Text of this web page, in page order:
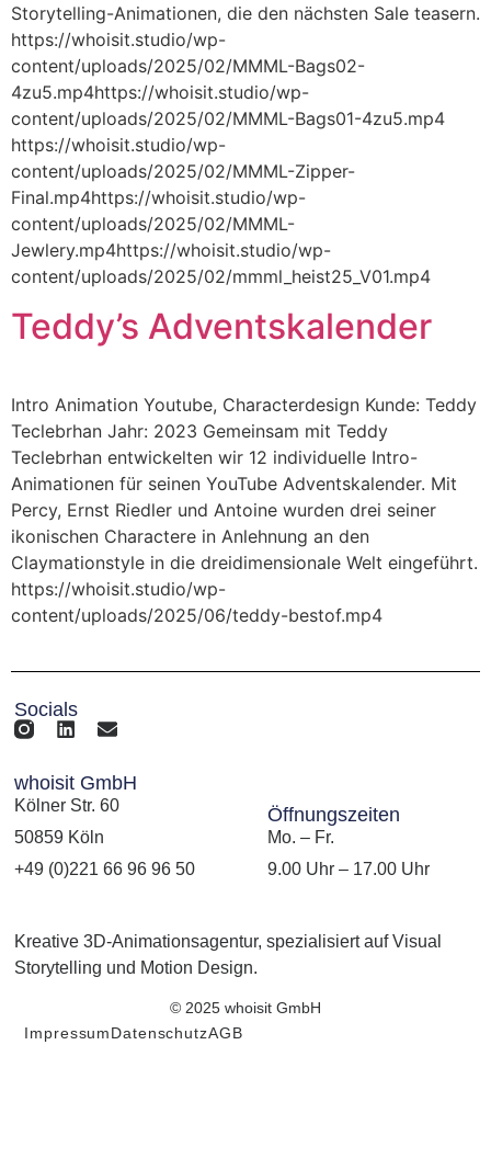
Storytelling-Animationen, die den nächsten Sale teasern.
https://whoisit.studio/wp-
content/uploads/2025/02/MMML-Bags02-
4zu5.mp4https://whoisit.studio/wp-
content/uploads/2025/02/MMML-Bags01-4zu5.mp4
https://whoisit.studio/wp-
content/uploads/2025/02/MMML-Zipper-
Final.mp4https://whoisit.studio/wp-
content/uploads/2025/02/MMML-
Jewlery.mp4https://whoisit.studio/wp-
content/uploads/2025/02/mmml_heist25_V01.mp4
Teddy’s Adventskalender
Intro Animation Youtube, Characterdesign Kunde: Teddy
Teclebrhan Jahr: 2023 Gemeinsam mit Teddy
Teclebrhan entwickelten wir 12 individuelle Intro-
Animationen für seinen YouTube Adventskalender. Mit
Percy, Ernst Riedler und Antoine wurden drei seiner
ikonischen Charactere in Anlehnung an den
Claymationstyle in die dreidimensionale Welt eingeführt.
https://whoisit.studio/wp-
content/uploads/2025/06/teddy-bestof.mp4
Kreative 3D-Animationsagentur, spezialisiert auf Visual
Storytelling und Motion Design.
whoisit GmbH
Kölner Str. 60
50859 Köln
+49 (0)221 66 96 96 50
Öffnungszeiten
Mo. – Fr.
9.00 Uhr – 17.00 Uhr
Socials
© 2025 whoisit GmbH
ImpressumDatenschutzAGB